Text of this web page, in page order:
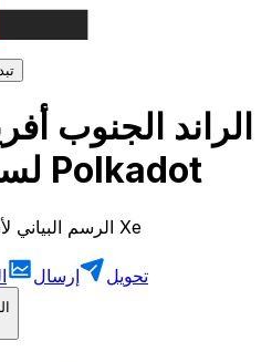
الراند الجنوب
لسعر الصرف إلى Polkadot
الرسم البياني لأسعار صرف العملات التاريخية Xe
تحويل إرسال